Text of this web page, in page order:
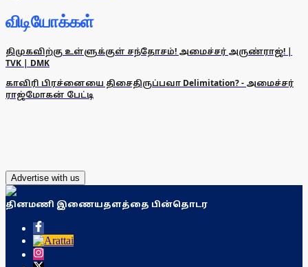
விடியோக்கள்
திமுகவிற்கு உள்ளுக்குள் சந்தோசம்! அமைச்சர் அருண்ராஜ்! |
TVK | DMK
காவிரி பிரச்னையை திசைதிருப்பவா Delimitation? - அமைச்சர்
ராஜ்மோகன் பேட்டி
Advertise with us
தினமணி இணையதளத்தை பின்தொடர